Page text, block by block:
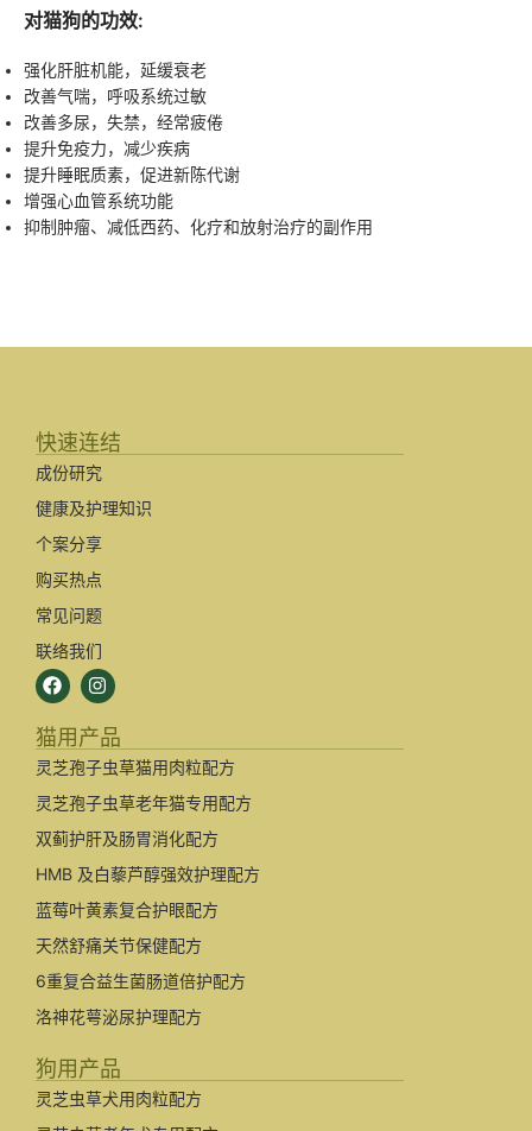
对猫狗的功效:
强化肝脏机能，延缓衰老
改善气喘，呼吸系统过敏
改善多尿，失禁，经常疲倦
提升免疫力，减少疾病
提升睡眠质素，促进新陈代谢
增强心血管系统功能
抑制肿瘤、减低西药、化疗和放射治疗的副作用
快速连结
成份研究
健康及护理知识
个案分享
购买热点
常见问题
联络我们
猫用产品
灵芝孢子虫草猫用肉粒配方
灵芝孢子虫草老年猫专用配方
双蓟护肝及肠胃消化配方
HMB 及白藜芦醇强效护理配方
蓝莓叶黄素复合护眼配方
天然舒痛关节保健配方
6重复合益生菌肠道倍护配方
洛神花萼泌尿护理配方
狗用产品
灵芝虫草犬用肉粒配方